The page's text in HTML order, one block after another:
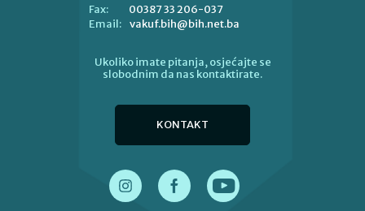
Fax:
00387 33 206-037
Email: vakuf.bih@bih.net.ba
Ukoliko imate pitanja, osjećajte se
slobodnim da nas kontaktirate.
KONTAKT